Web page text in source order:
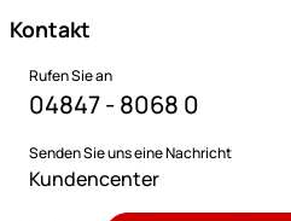
Kontakt
Rufen Sie an
04847 - 8068 0
Senden Sie uns eine Nachricht
Kundencenter